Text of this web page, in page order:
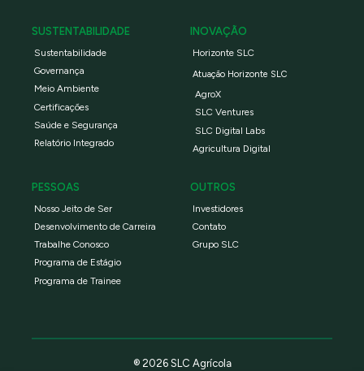
SUSTENTABILIDADE
Sustentabilidade
Governança
Meio Ambiente
Certificações
Saúde e Segurança
Relatório Integrado
INOVAÇÃO
Horizonte SLC
Atuação Horizonte SLC
AgroX
SLC Ventures
SLC Digital Labs
Agricultura Digital
PESSOAS
Nosso Jeito de Ser
Desenvolvimento de Carreira
Trabalhe Conosco
Programa de Estágio
Programa de Trainee
OUTROS
Investidores
Contato
Grupo SLC
® 2026 SLC Agrícola